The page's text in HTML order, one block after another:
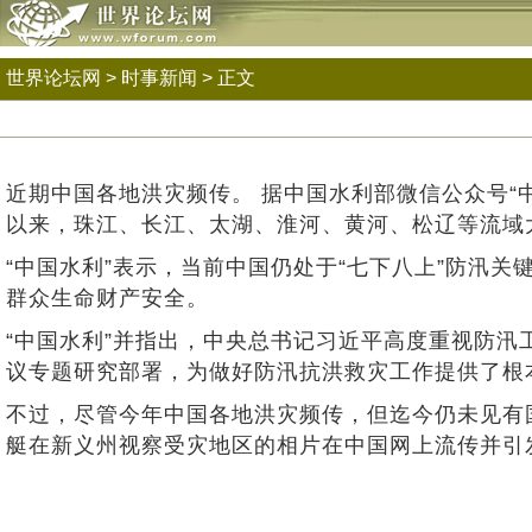
世界论坛网 > 时事新闻 > 正文
近期中国各地洪灾频传。 据中国水利部微信公众号
以来，珠江、长江、太湖、淮河、黄河、松辽等流
“中国水利”表示，当前中国仍处于“七下八上”防汛
群众生命财产安全。
“中国水利”并指出，中央总书记习近平高度重视防
议专题研究部署，为做好防汛抗洪救灾工作提供了
不过，尽管今年中国各地洪灾频传，但迄今仍未见
艇在新义州视察受灾地区的相片在中国网上流传并引